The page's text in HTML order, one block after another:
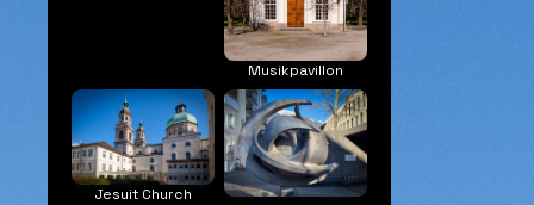
Musikpavillon
Jesuit Church